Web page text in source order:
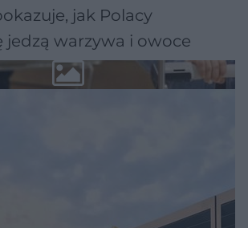
jak Polacy
jedzą warzywa i owoce